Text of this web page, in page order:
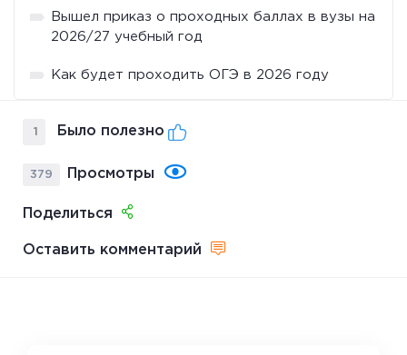
Вышел приказ о проходных баллах в вузы на
2026/27 учебный год
Как будет проходить ОГЭ в 2026 году
1 Было полезно
379 Просмотры
Поделиться
Оставить комментарий